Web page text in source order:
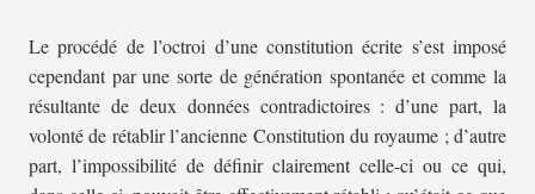
Le procédé de l’octroi d’une constitution écrite s’est imposé
cependant par une sorte de génération spontanée et comme la
résultante de deux données contradictoires : d’une part, la
volonté de rétablir l’ancienne Constitution du royaume ; d’autre
part, l’impossibilité de définir clairement celle-ci ou ce qui,